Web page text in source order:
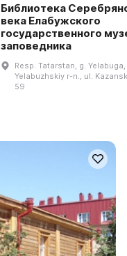
Библиотека
века Елабужского
государственного
заповедника
Resp. Tatarstan, g. Yelabuga,
Yelabuzhskiy r-n., ul.
59